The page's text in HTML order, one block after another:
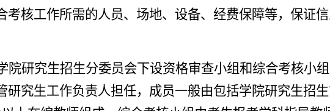
考核工作所需的人员、场地、设备、经费保障等，保证
院研究生招生分委员会下设资格审查小组和综合考核小
研究生工作负责人担任，成员一般由包括学院研究生招生